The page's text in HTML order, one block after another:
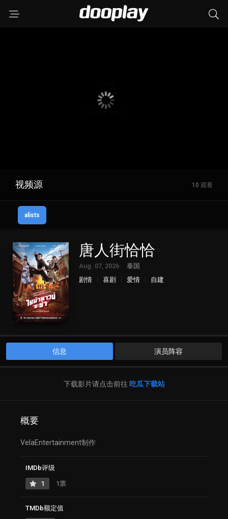
视频源 10 观看
alists
唐人街恰恰
Aug. 07, 2026
泰国
剧情
喜剧 爱情 自建
信息 演员阵容
下载影片请点击前往 吃瓜下载站
概要
VelaEntertainment制作
IMDb评级
1 1票
TMDb额定值